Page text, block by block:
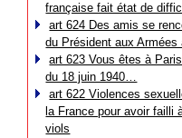
française fait état de
art 624 Des amis se
du Président aux Armées
art 623 Vous êtes à
du 18 juin 1940…
art 622 Violences
la France pour avoir failli
viols